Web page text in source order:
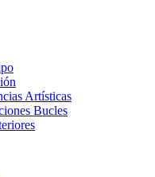
Artísticas
Bucles